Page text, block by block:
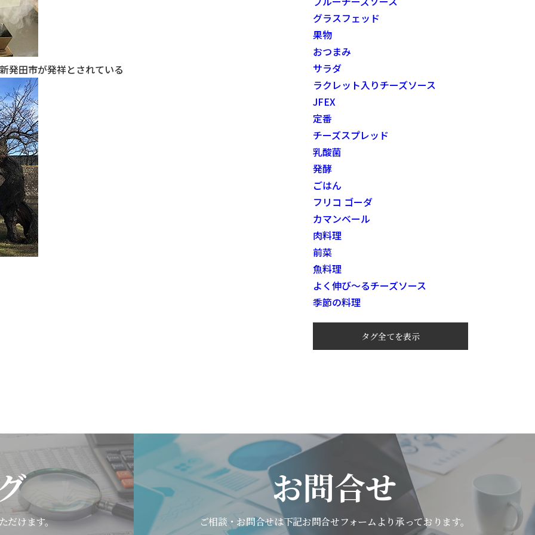
発田市が発祥とされている
グラスフェッド
果物
おつまみ
サラダ
ラクレット入りチーズソース
JFEX
定番
チーズスプレッド
乳酸菌
発酵
ごはん
フリコ ゴーダ
カマンベール
肉料理
前菜
魚料理
よく伸び～るチーズソース
季節の料理
タグ全てを表示
だけます。
お問合せ
ご相談・お問合せは下記お問合せフォームより承っております。